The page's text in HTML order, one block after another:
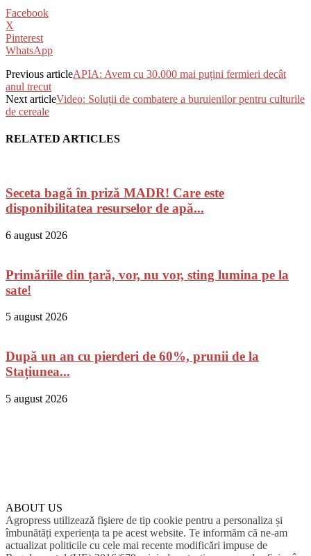
Facebook
X
Pinterest
WhatsApp
Previous articleAPIA: Avem cu 30.000 mai puțini fermieri decât
anul trecut
Next articleVideo: Soluții de combatere a buruienilor pentru culturile
de cereale
RELATED ARTICLES
Seceta bagă în priză MADR! Care este
disponibilitatea resurselor de apă...
6 august 2026
Primăriile din țară, vor, nu vor, sting lumina pe la
sate!
5 august 2026
După un an cu pierderi de 60%, prunii de la
Stațiunea...
5 august 2026
ABOUT US
Agropress utilizează fişiere de tip cookie pentru a personaliza și
îmbunătăți experiența ta pe acest website. Te informăm că ne-am
actualizat politicile cu cele mai recente modificări impuse de